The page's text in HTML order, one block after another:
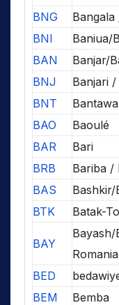
BNG
BNI
Baniua/
BAN
Banjar/
BNJ
Banjari
BNT
Bantawa
BAO
Baoulé
BAR
Bari
BRB
Bariba /
BAS
BTK
Batak-
BAY
BED
BEM
Bemba